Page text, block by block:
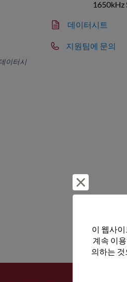
이터시
1650kHz
데이터시트
지원팀에 문의
이 웹사
계속 이
의하는